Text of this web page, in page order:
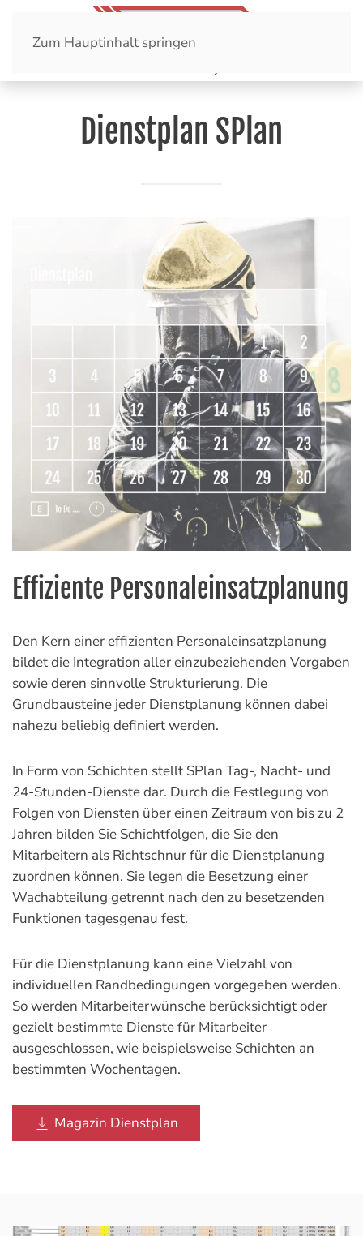
Zum Hauptinhalt springen
Dienstplan SPlan
Effiziente Personaleinsatzplanung
Den Kern einer effizienten Personaleinsatzplanung
bildet die Integration aller einzubeziehenden Vorgaben
sowie deren sinnvolle Strukturierung. Die
Grundbausteine jeder Dienstplanung können dabei
nahezu beliebig definiert werden.
In Form von Schichten stellt SPlan Tag-, Nacht- und
24-Stunden-Dienste dar. Durch die Festlegung von
Folgen von Diensten über einen Zeitraum von bis zu 2
Jahren bilden Sie Schichtfolgen, die Sie den
Mitarbeitern als Richtschnur für die Dienstplanung
zuordnen können. Sie legen die Besetzung einer
Wachabteilung getrennt nach den zu besetzenden
Funktionen tagesgenau fest.
Für die Dienstplanung kann eine Vielzahl von
individuellen Randbedingungen vorgegeben werden.
So werden Mitarbeiterwünsche berücksichtigt oder
gezielt bestimmte Dienste für Mitarbeiter
ausgeschlossen, wie beispielsweise Schichten an
bestimmten Wochentagen.
Magazin Dienstplan